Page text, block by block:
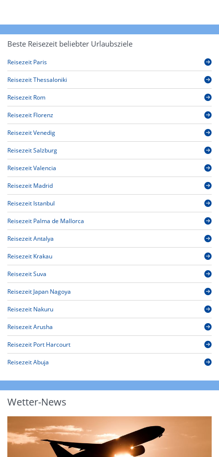
Beste Reisezeit beliebter Urlaubsziele
Reisezeit Paris
Reisezeit Thessaloniki
Reisezeit Rom
Reisezeit Florenz
Reisezeit Venedig
Reisezeit Salzburg
Reisezeit Valencia
Reisezeit Madrid
Reisezeit Istanbul
Reisezeit Palma de Mallorca
Reisezeit Antalya
Reisezeit Krakau
Reisezeit Suva
Reisezeit Japan Nagoya
Reisezeit Nakuru
Reisezeit Arusha
Reisezeit Port Harcourt
Reisezeit Abuja
Wetter-News